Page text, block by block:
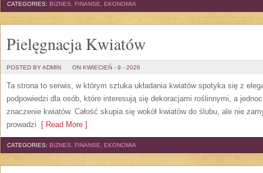
CATEGORIES: BIZNES, FINANSE, EKONOMIA
Pielęgnacja Kwiatów
POSTED BY ADMIN ON KWIECIEŃ - 9 - 2026
Ta strona to serwis, w którym sztuka układania kwiatów spotyka się z
podpowiedzi dla osób, które interesują się dekoracjami roślinnymi, a
znaczenie kwiatów. Całość skupia się wokół kwiatów do ślubu, ale nie
prowadzi [ Read More ]
CATEGORIES: BIZNES, FINANSE, EKONOMIA